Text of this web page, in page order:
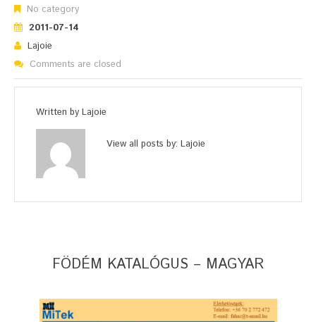
No category
2011-07-14
Lajoie
Comments are closed
Written by Lajoie
View all posts by: Lajoie
FÖDÉM KATALÓGUS – MAGYAR